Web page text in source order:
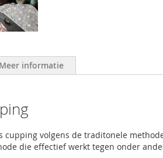
cupping volgens de traditonele
die effectief werkt tegen onder
Meer informatie